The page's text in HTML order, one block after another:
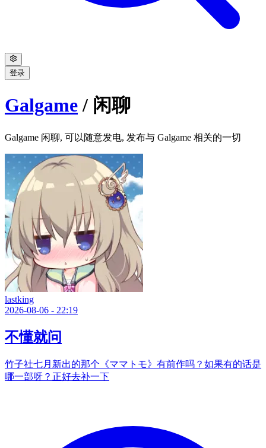
登录
Galgame/ 闲聊
Galgame 闲聊, 可以随意发电, 发布与 Galgame 相关的一切
lastking
2026-08-06 - 22:19
不懂就问
竹子社七月新出的那个《ママトモ》有前作吗？如果有的话是
哪一部呀？正好去补一下